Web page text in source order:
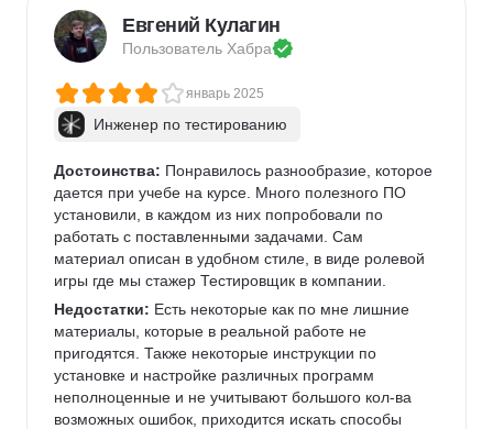
организация общения в пачке в плане вопросов-
ответов, то нужен наставник, то преподаватель.
Одни перенаправляют к другим, если вопрос "не из
Комментарий: Курс дает хорошую базу, но ее
качество будет зависеть от вашего отношения и
темам есть тренировочные задания, поэтому лучше
самостоятельно докапывать и закреплять.
Материал подан абсолютно доступно, все задания
выполнимые. На мой вкус было маловато
практических заданий в самих спринтах и какой-то
активности за пределами учебника. Еще не
вызывали симпатии воркшопы, для меня тяжело
концентрироваться на задании и его решении,
когда идут постоянные переговоры между собой.
Тут отдала бы предпочтение вебинарам, где можно
разобрать сложные темы с наставником и обсудить
реальные случаи/кейсы в практике. Окончила курс
Евгений Кулагин
Пользователь Хабра
январь 2025
Инженер по тестированию
Достоинства: Понравилось разнообразие, которое
дается при учебе на курсе. Много полезного ПО
установили, в каждом из них попробовали по
работать с поставленными задачами. Сам
материал описан в удобном стиле, в виде ролевой
игры где мы стажер Тестировщик в компании.
Недостатки: Есть некоторые как по мне лишние
материалы, которые в реальной работе не
пригодятся. Также некоторые инструкции по
установке и настройке различных программ
неполноценные и не учитывают большого кол-ва
возможных ошибок, приходится искать способы